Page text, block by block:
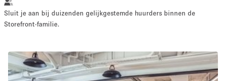
Sluit je aan bij duizenden gelijkgestemde huurders binnen de
Storefront-familie.